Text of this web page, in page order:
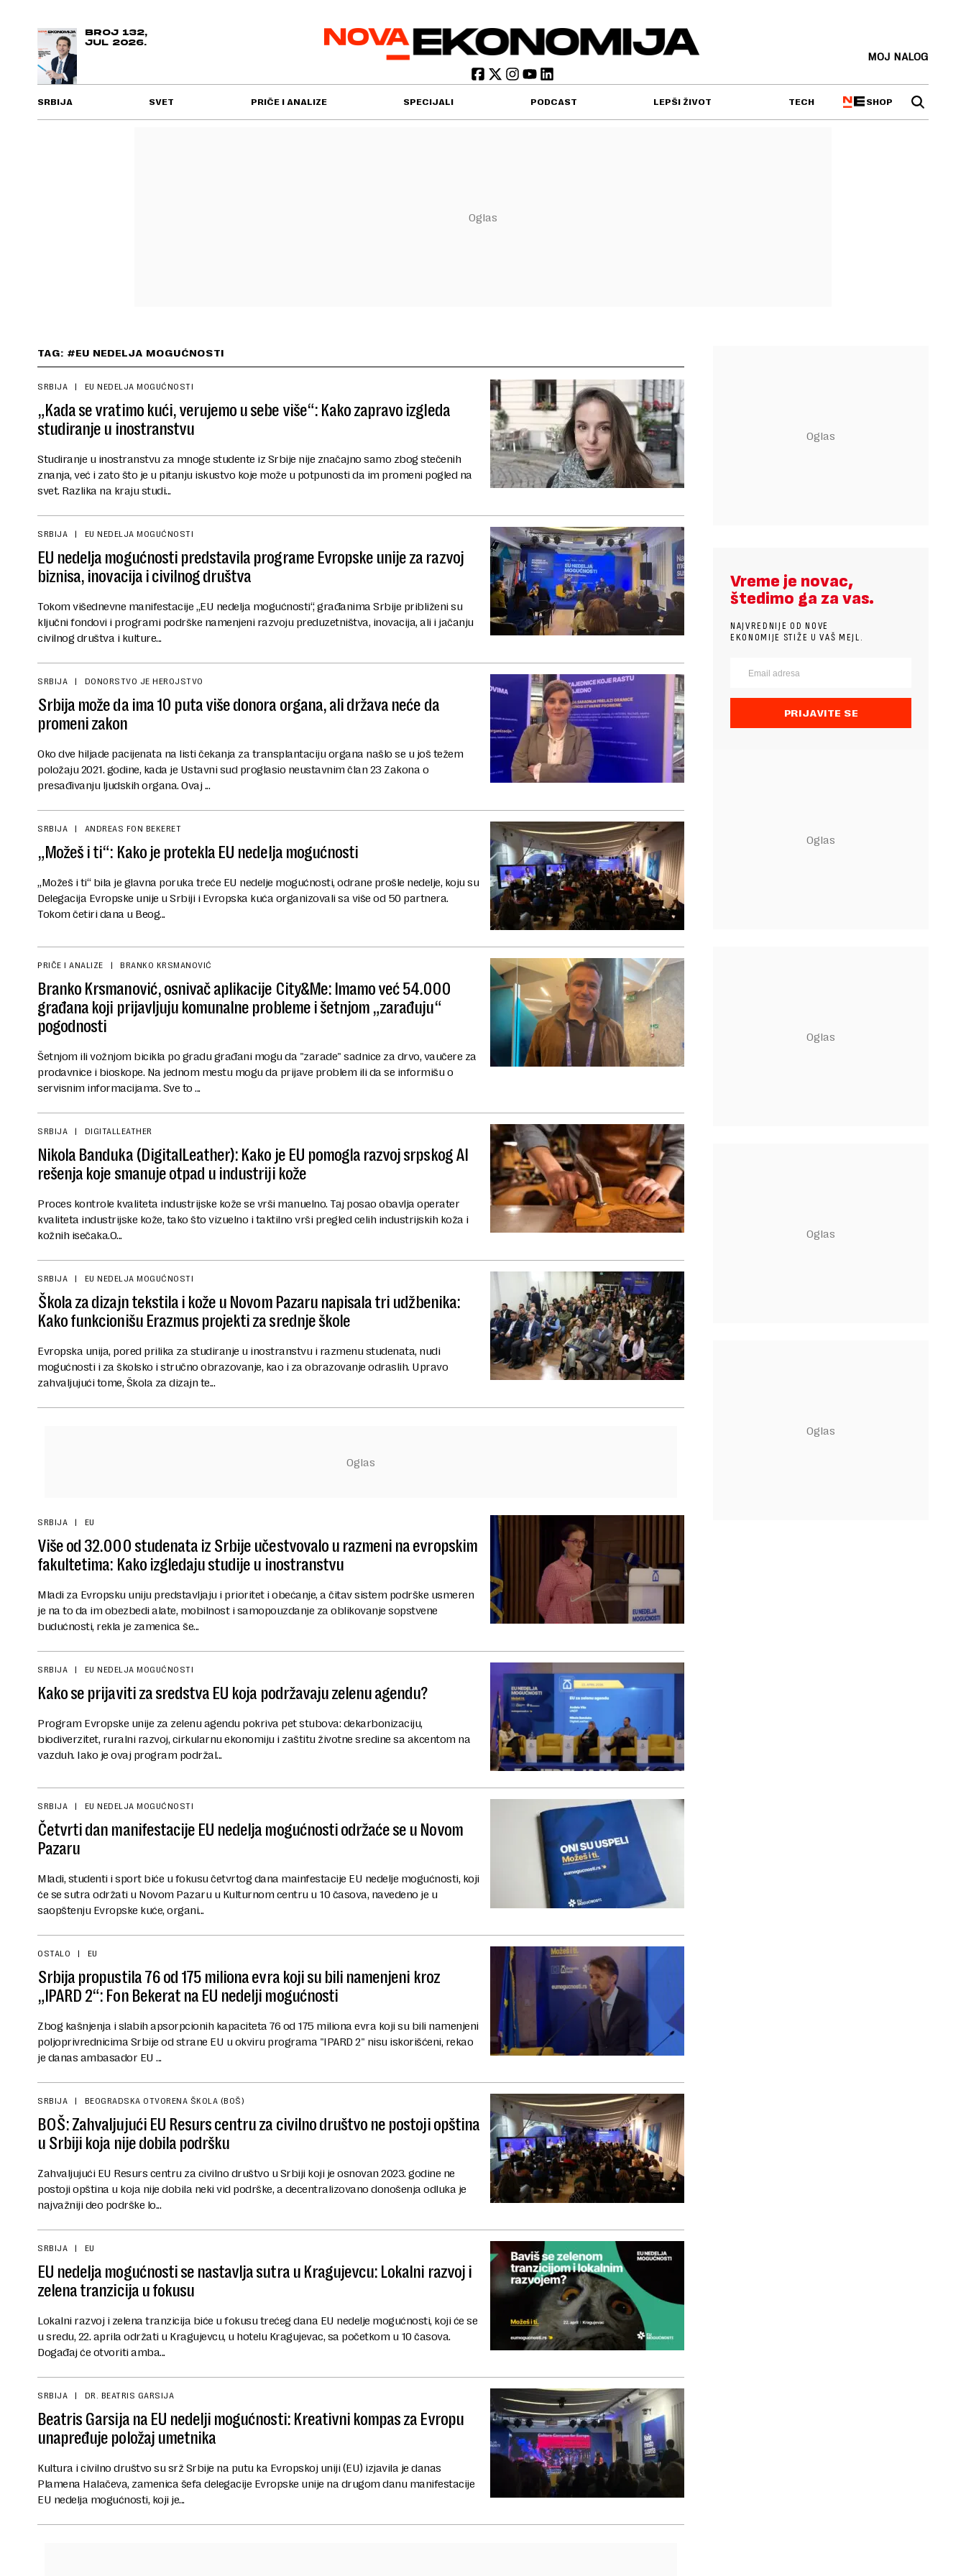
BROJ 132,
JUL 2026.
MOJ NALOG
SRBIJA SVET PRIČE I ANALIZE SPECIJALI PODCAST LEPŠI ŽIVOT TECH SHOP
TAG: #EU NEDELJA MOGUĆNOSTI
SRBIJA EU NEDELJA MOGUĆNOSTI
„Kada se vratimo kući, verujemo u sebe više“: Kako zapravo izgleda
studiranje u inostranstvu
Studiranje u inostranstvu za mnoge studente iz Srbije nije značajno samo zbog stečenih
znanja, već i zato što je u pitanju iskustvo koje može u potpunosti da im promeni pogled na
svet. Razlika na kraju studi...
SRBIJA EU NEDELJA MOGUĆNOSTI
EU nedelja mogućnosti predstavila programe Evropske unije za razvoj
biznisa, inovacija i civilnog društva
Tokom višednevne manifestacije „EU nedelja mogućnosti“, građanima Srbije približeni su
ključni fondovi i programi podrške namenjeni razvoju preduzetništva, inovacija, ali i jačanju
civilnog društva i kulture...
SRBIJA DONORSTVO JE HEROJSTVO
Srbija može da ima 10 puta više donora organa, ali država neće da
promeni zakon
Oko dve hiljade pacijenata na listi čekanja za transplantaciju organa našlo se u još težem
položaju 2021. godine, kada je Ustavni sud proglasio neustavnim član 23 Zakona o
presađivanju ljudskih organa. Ovaj ...
SRBIJA ANDREAS FON BEKERET
„Možeš i ti“: Kako je protekla EU nedelja mogućnosti
„Možeš i ti“ bila je glavna poruka treće EU nedelje mogućnosti, odrane prošle nedelje, koju su
Delegacija Evropske unije u Srbiji i Evropska kuća organizovali sa više od 50 partnera.
Tokom četiri dana u Beog...
PRIČE I ANALIZE BRANKO KRSMANOVIĆ
Branko Krsmanović, osnivač aplikacije City&Me: Imamo već 54.000
građana koji prijavljuju komunalne probleme i šetnjom „zarađuju“
pogodnosti
Šetnjom ili vožnjom bicikla po gradu građani mogu da "zarade" sadnice za drvo, vaučere za
prodavnice i bioskope. Na jednom mestu mogu da prijave problem ili da se informišu o
servisnim informacijama. Sve to ...
SRBIJA DIGITALLEATHER
Nikola Banduka (DigitalLeather): Kako je EU pomogla razvoj srpskog AI
rešenja koje smanuje otpad u industriji kože
Proces kontrole kvaliteta industrijske kože se vrši manuelno. Taj posao obavlja operater
kvaliteta industrijske kože, tako što vizuelno i taktilno vrši pregled celih industrijskih koža i
kožnih isečaka.O...
SRBIJA EU NEDELJA MOGUĆNOSTI
Škola za dizajn tekstila i kože u Novom Pazaru napisala tri udžbenika:
Kako funkcionišu Erazmus projekti za srednje škole
Evropska unija, pored prilika za studiranje u inostranstvu i razmenu studenata, nudi
mogućnosti i za školsko i stručno obrazovanje, kao i za obrazovanje odraslih. Upravo
zahvaljujući tome, Škola za dizajn te...
SRBIJA EU
Više od 32.000 studenata iz Srbije učestvovalo u razmeni na evropskim
fakultetima: Kako izgledaju studije u inostranstvu
Mladi za Evropsku uniju predstavljaju i prioritet i obećanje, a čitav sistem podrške usmeren
je na to da im obezbedi alate, mobilnost i samopouzdanje za oblikovanje sopstvene
budućnosti, rekla je zamenica še...
SRBIJA EU NEDELJA MOGUĆNOSTI
Kako se prijaviti za sredstva EU koja podržavaju zelenu agendu?
Program Evropske unije za zelenu agendu pokriva pet stubova: dekarbonizaciju,
biodiverzitet, ruralni razvoj, cirkularnu ekonomiju i zaštitu životne sredine sa akcentom na
vazduh. Iako je ovaj program podržal...
SRBIJA EU NEDELJA MOGUĆNOSTI
Četvrti dan manifestacije EU nedelja mogućnosti održaće se u Novom
Pazaru
Mladi, studenti i sport biće u fokusu četvrtog dana mainfestacije EU nedelje mogućnosti, koji
će se sutra održati u Novom Pazaru u Kulturnom centru u 10 časova, navedeno je u
saopštenju Evropske kuće, organi...
OSTALO EU
Srbija propustila 76 od 175 miliona evra koji su bili namenjeni kroz
„IPARD 2“: Fon Bekerat na EU nedelji mogućnosti
Zbog kašnjenja i slabih apsorpcionih kapaciteta 76 od 175 miliona evra koji su bili namenjeni
poljoprivrednicima Srbije od strane EU u okviru programa "IPARD 2" nisu iskorišćeni, rekao
je danas ambasador EU ...
SRBIJA BEOGRADSKA OTVORENA ŠKOLA (BOŠ)
BOŠ: Zahvaljujući EU Resurs centru za civilno društvo ne postoji opština
u Srbiji koja nije dobila podršku
Zahvaljujući EU Resurs centru za civilno društvo u Srbiji koji je osnovan 2023. godine ne
postoji opština u koja nije dobila neki vid podrške, a decentralizovano donošenja odluka je
najvažniji deo podrške lo...
SRBIJA EU
EU nedelja mogućnosti se nastavlja sutra u Kragujevcu: Lokalni razvoj i
zelena tranzicija u fokusu
Lokalni razvoj i zelena tranzicija biće u fokusu trećeg dana EU nedelje mogućnosti, koji će se
u sredu, 22. aprila održati u Kragujevcu, u hotelu Kragujevac, sa početkom u 10 časova.
Događaj će otvoriti amba...
SRBIJA DR. BEATRIS GARSIJA
Beatris Garsija na EU nedelji mogućnosti: Kreativni kompas za Evropu
unapređuje položaj umetnika
Kultura i civilno društvo su srž Srbije na putu ka Evropskoj uniji (EU) izjavila je danas
Plamena Halačeva, zamenica šefa delegacije Evropske unije na drugom danu manifestacije
EU nedelja mogućnosti, koji je...
Vreme je novac,
štedimo ga za vas.
NAJVREDNIJE OD NOVE
EKONOMIJE STIŽE U VAŠ MEJL.
PRIJAVITE SE